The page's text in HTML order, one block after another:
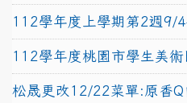
112學年度上學期第2週9/
112學年度桃園市學生美術
松晟更改12/22菜單:原香Q